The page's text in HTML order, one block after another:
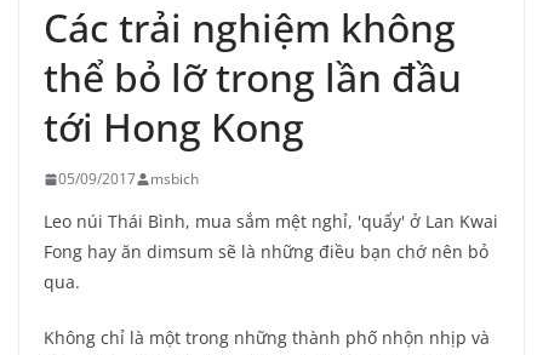
Các trải nghiệm không
thể bỏ lỡ trong lần đầu
tới Hong Kong
05/09/2017 msbich
Leo núi Thái Bình, mua sắm mệt nghỉ, 'quẩy' ở Lan Kwai
Fong hay ăn dimsum sẽ là những điều bạn chớ nên bỏ
qua.
Không chỉ là một trong những thành phố nhộn nhịp và